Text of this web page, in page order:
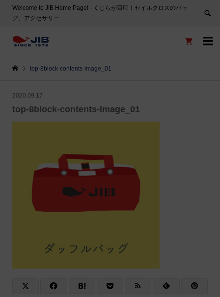
Welcome to JIB Home Page! ‐ くじらが目印！セイルクロスのバッ
グ、アクセサリー


top-8block-contents-image_01
2020.09.17
top-8block-contents-image_01